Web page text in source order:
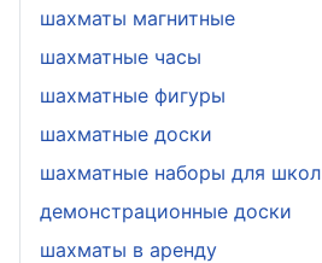
шахматы магнитные
шахматные часы
шахматные фигуры
шахматные доски
шахматные наборы для школ
демонстрационные доски
шахматы в аренду